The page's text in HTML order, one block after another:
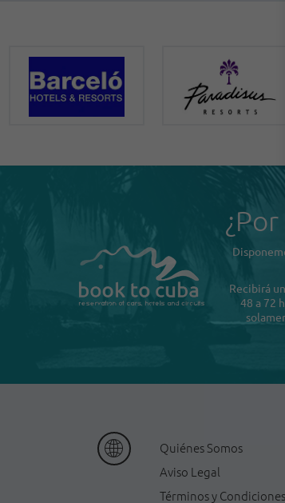
Recibirá
48 a 72
Quiénes Somos
Aviso Legal
Términos y Condiciones